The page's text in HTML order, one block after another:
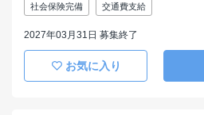
社会保険完備 交通費支給
2027年03月31日 募集終了
お気に入り